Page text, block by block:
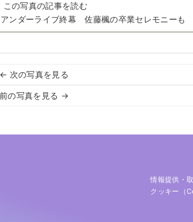
この写真の記事を読む
ンダーライブ終幕 佐藤楓の卒業セレモニーも
← 次の写真を見る
前の写真を見る →
情報提供・
クッキー（